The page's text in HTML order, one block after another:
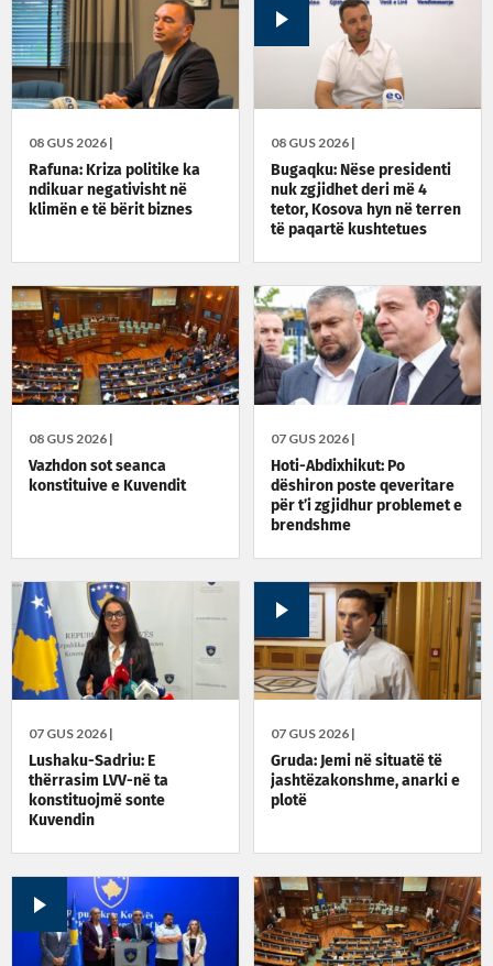
08 GUS 2026 |
Rafuna: Kriza politike ka
ndikuar negativisht në
klimën e të bërit biznes
08 GUS 2026 |
Bugaqku: Nëse presidenti
nuk zgjidhet deri më 4
tetor, Kosova hyn në terren
të paqartë kushtetues
08 GUS 2026 |
Vazhdon sot seanca
konstituive e Kuvendit
07 GUS 2026 |
Hoti-Abdixhikut: Po
dëshiron poste qeveritare
për t’i zgjidhur problemet e
brendshme
07 GUS 2026 |
Lushaku-Sadriu: E
thërrasim LVV-në ta
konstituojmë sonte
Kuvendin
07 GUS 2026 |
Gruda: Jemi në situatë të
jashtëzakonshme, anarki e
plotë